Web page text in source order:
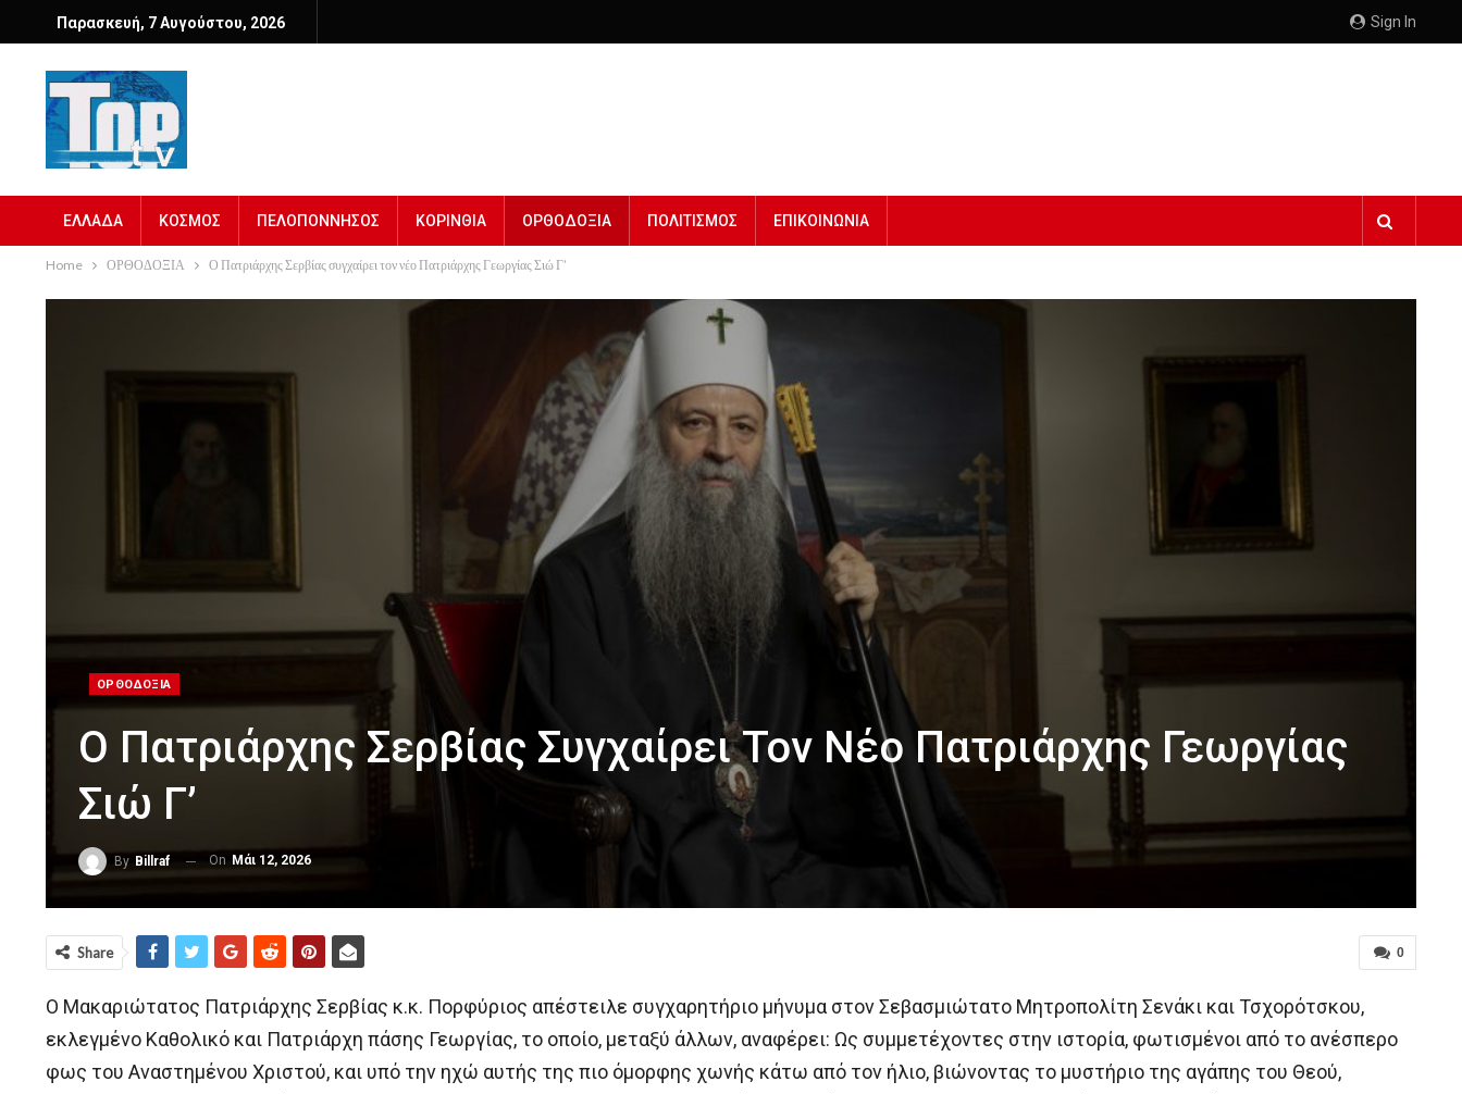
Sign In
Παρασκευή, 7 Αυγούστου, 2026
ΕΛΛΑΔΑ ΚΟΣΜΟΣ ΠΕΛΟΠΟΝΝΗΣΟΣ ΚΟΡΙΝΘΙΑ ΟΡΘΟΔΟΞΙΑ ΠΟΛΙΤΙΣΜΟΣ ΕΠΙΚΟΙΝΩΝΙΑ
Home ΟΡΘΟΔΟΞΙΑ Ο Πατριάρχης Σερβίας συγχαίρει τον νέο Πατριάρχης Γεωργίας Σιώ Γ’
ΟΡΘΟΔΟΞΙΑ
Ο Πατριάρχης Σερβίας Συγχαίρει Τον Νέο Πατριάρχης Γεωργίας
Σιώ Γ’
By Billraf On Μάι 12, 2026
0
Share
Ο Μακαριώτατος Πατριάρχης Σερβίας κ.κ. Πορφύριος απέστειλε συγχαρητήριο μήνυμα στον Σεβασμιώτατο Μητροπολίτη Σενάκι και Τσχορότσκου,
εκλεγμένο Καθολικό και Πατριάρχη πάσης Γεωργίας, το οποίο, μεταξύ άλλων, αναφέρει: Ως συμμετέχοντες στην ιστορία, φωτισμένοι από το ανέσπερο
φως του Αναστημένου Χριστού, και υπό την ηχώ αυτής της πιο όμορφης χωνής κάτω από τον ήλιο, βιώνοντας το μυστήριο της αγάπης του Θεού,